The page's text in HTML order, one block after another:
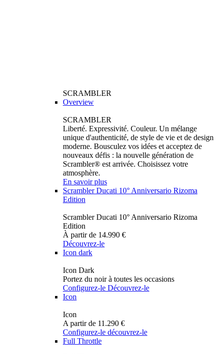
SCRAMBLER
Overview
SCRAMBLER
Liberté. Expressivité. Couleur. Un mélange
unique d'authenticité, de style de vie et de design
moderne. Bousculez vos idées et acceptez de
nouveaux défis : la nouvelle génération de
Scrambler® est arrivée. Choisissez votre
atmosphère.
En savoir plus
Scrambler Ducati 10° Anniversario Rizoma
Edition
Scrambler Ducati 10° Anniversario Rizoma
Edition
À partir de 14.990 €
Découvrez-le
Icon dark
Icon Dark
Portez du noir à toutes les occasions
Configurez-le Découvrez-le
Icon
Icon
A partir de 11.290 €
Configurez-le découvrez-le
Full Throttle